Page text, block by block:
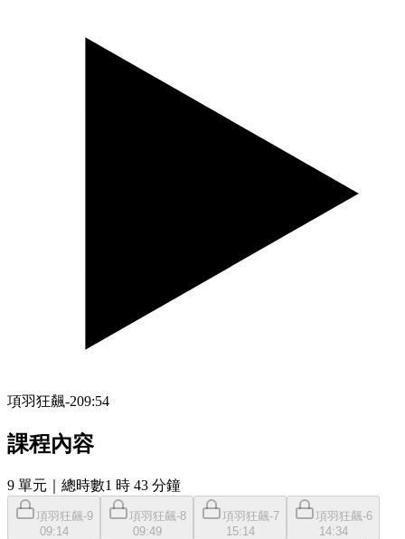
項羽狂飆-209:54
課程內容
9 單元 ｜總時數1 時 43 分鐘
項羽狂飆-9
09:14
項羽狂飆-8
09:49
項羽狂飆-7
15:14
項羽狂飆-6
14:34